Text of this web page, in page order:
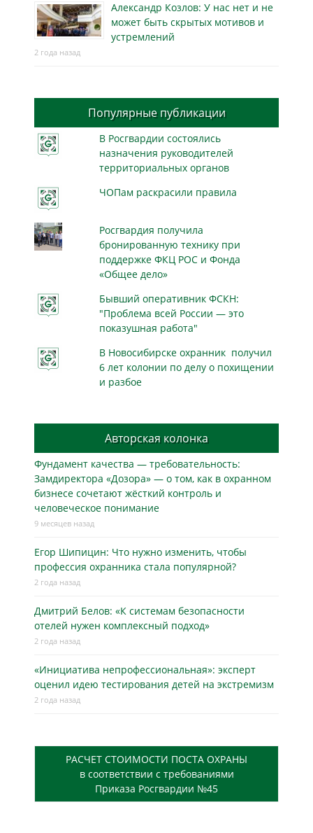
Александр Козлов: У нас нет и не
может быть скрытых мотивов и
устремлений
2 года назад
Популярные публикации
В Росгвардии состоялись
назначения руководителей
территориальных органов
ЧОПам раскрасили правила
Росгвардия получила
бронированную технику при
поддержке ФКЦ РОС и Фонда
«Общее дело»
Бывший оперативник ФСКН:
"Проблема всей России — это
показушная работа"
В Новосибирске охранник получил
6 лет колонии по делу о похищении
и разбое
Авторская колонка
Фундамент качества — требовательность:
Замдиректора «Дозора» — о том, как в охранном
бизнесe сочетают жёсткий контроль и
человеческое понимание
9 месяцев назад
Егор Шипицин: Что нужно изменить, чтобы
профессия охранника стала популярной?
2 года назад
Дмитрий Белов: «К системам безопасности
отелей нужен комплексный подход»
2 года назад
«Инициатива непрофессиональная»: эксперт
оценил идею тестирования детей на экстремизм
2 года назад
РАСЧЕТ СТОИМОСТИ ПОСТА ОХРАНЫ
в соответствии с требованиями
Приказа Росгвардии №45